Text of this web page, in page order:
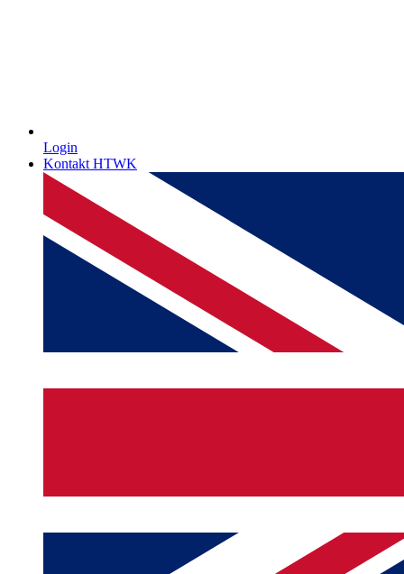
Login
Kontakt HTWK